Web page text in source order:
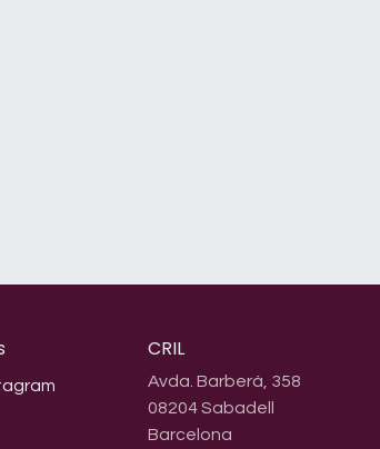
CRIL
Avda. Barberà, 358
08204 Sabadell
Barcelona